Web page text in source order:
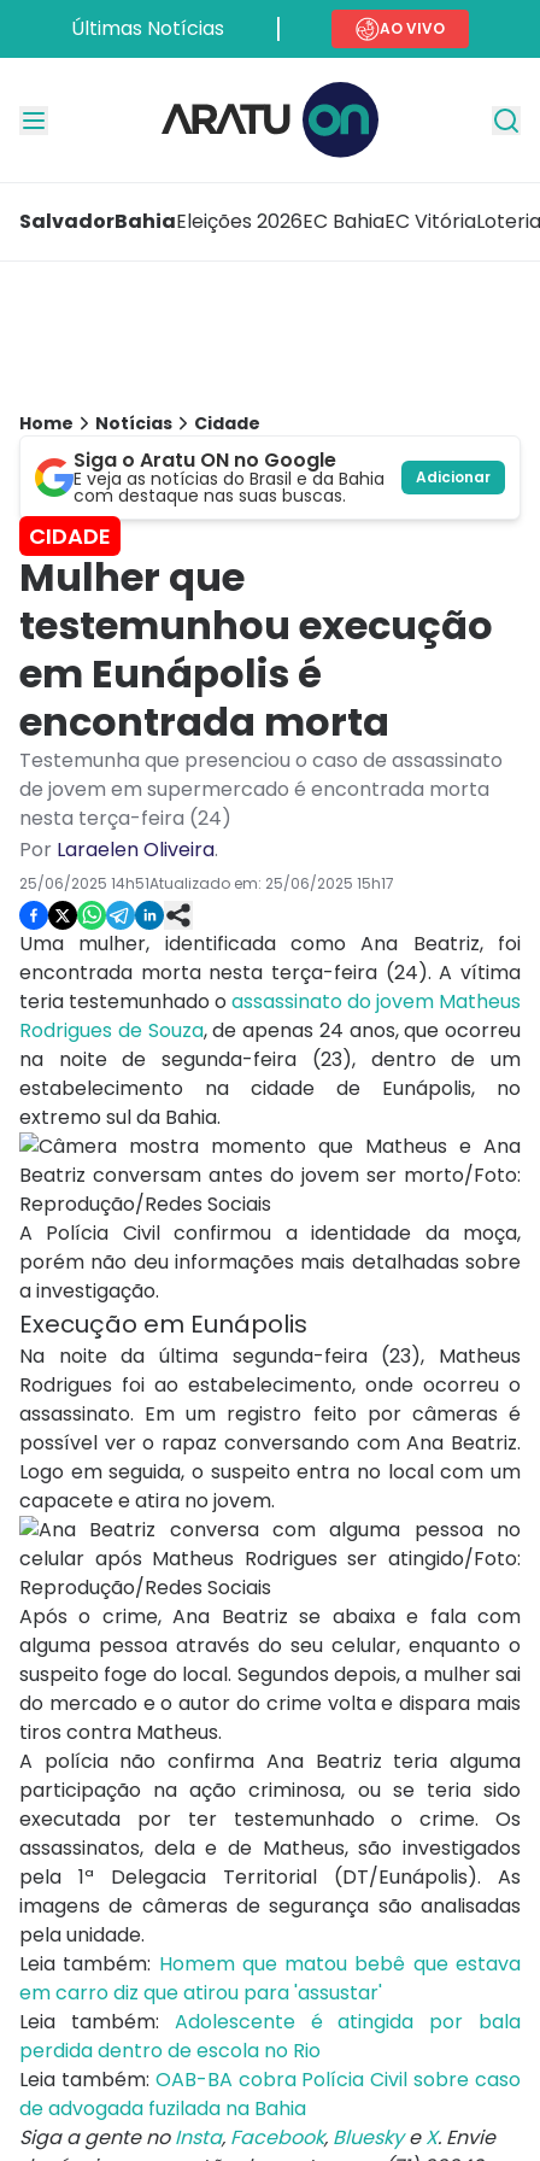
Últimas Notícias AO VIVO
SalvadorBahiaEleições 2026EC BahiaEC Vitória
Home Notícias Cidade
Siga o Aratu ON no Google
E veja as notícias do Brasil e da Bahia
com destaque nas suas buscas.
Adicionar
CIDADE
Mulher que
testemunhou execução
em Eunápolis é
encontrada morta
Testemunha que presenciou o caso de assassinato
de jovem em supermercado é encontrada morta
nesta terça-feira (24)
Por Laraelen Oliveira.
25/06/2025 14h51Atualizado em: 25/06/2025 15h17
Uma mulher, identificada como Ana Beatriz, foi
encontrada morta nesta terça-feira (24). A vítima
teria testemunhado o assassinato do jovem Matheus
Rodrigues de Souza, de apenas 24 anos, que ocorreu
na noite de segunda-feira (23), dentro de um
estabelecimento na cidade de Eunápolis, no
extremo sul da Bahia.
A Polícia Civil confirmou a identidade da moça,
porém não deu informações mais detalhadas sobre
a investigação.
Execução em Eunápolis
Na noite da última segunda-feira (23), Matheus
Rodrigues foi ao estabelecimento, onde ocorreu o
assassinato. Em um registro feito por câmeras é
possível ver o rapaz conversando com Ana Beatriz.
Logo em seguida, o suspeito entra no local com um
capacete e atira no jovem.
Após o crime, Ana Beatriz se abaixa e fala com
alguma pessoa através do seu celular, enquanto o
suspeito foge do local. Segundos depois, a mulher sai
do mercado e o autor do crime volta e dispara mais
tiros contra Matheus.
A polícia não confirma Ana Beatriz teria alguma
participação na ação criminosa, ou se teria sido
executada por ter testemunhado o crime. Os
assassinatos, dela e de Matheus, são investigados
pela 1ª Delegacia Territorial (DT/Eunápolis). As
imagens de câmeras de segurança são analisadas
pela unidade.
Leia também: Homem que matou bebê que estava
em carro diz que atirou para 'assustar'
Leia também: Adolescente é atingida por bala
perdida dentro de escola no Rio
Leia também: OAB-BA cobra Polícia Civil sobre caso
de advogada fuzilada na Bahia
Siga a gente noInsta, Facebook, BlueskyeX. Envie